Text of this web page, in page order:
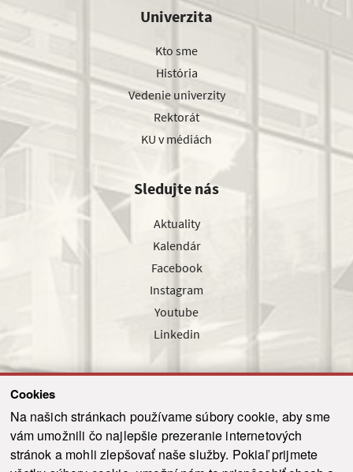
Cookies
Na našich stránkach používame súbory cookie, aby sme
vám umožnili čo najlepšie prezeranie internetových
stránok a mohli zlepšovať naše služby. Pokiaľ prijmete
Univerzita
Kto sme
História
Vedenie univerzity
Rektorát
KU v médiách
Sledujte nás
Aktuality
Kalendár
Facebook
Instagram
Youtube
Linkedin